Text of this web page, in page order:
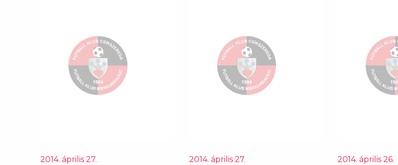
2014. április 27. 2014. április 27. 2014. április 26.